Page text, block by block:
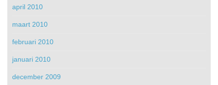
april 2010
maart 2010
februari 2010
januari 2010
december 2009